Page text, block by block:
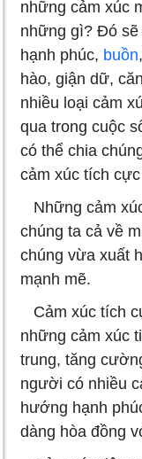
những cảm xúc
những gì? Đó sẽ
hạnh phúc, buồn
hào, giận dữ,
nhiều loại cảm
qua trong cuộc
có thể chia
cảm xúc tích
Những cảm
chúng ta cả về
chúng vừa xuất
mạnh mẽ.
Cảm xúc tích
những cảm xúc
trung, tăng
người có nhiều
hướng hạnh
dàng hòa đồng